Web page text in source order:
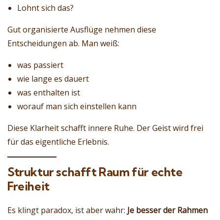
Lohnt sich das?
Gut organisierte Ausflüge nehmen diese
Entscheidungen ab. Man weiß:
was passiert
wie lange es dauert
was enthalten ist
worauf man sich einstellen kann
Diese Klarheit schafft innere Ruhe. Der Geist wird frei
für das eigentliche Erlebnis.
Struktur schafft Raum für echte
Freiheit
Es klingt paradox, ist aber wahr: Je besser der Rahmen